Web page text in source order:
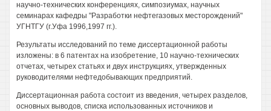
научно-технических конференциях, симпозиумах, научных
семинарах кафедры "Разработки нефтегазовых месторождений"
УГНТГУ (г.Уфа 1996,1997 гг.).
Результаты исследований по теме диссертационной работы
изложены: в 6 патентах на изобретение, 10 научно-технических
отчетах, четырех статьях и двух инструкциях, утвержденных
руководителями нефтедобывающих предприятий.
Диссертационная работа состоит из введения, четырех разделов,
основных выводов, списка использованных источников и